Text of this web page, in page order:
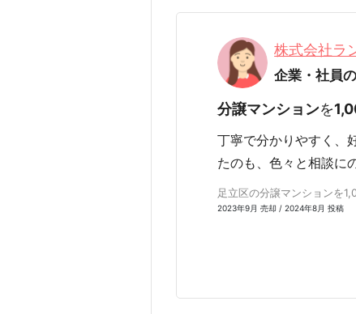
株式会社ラ
企業・社員
分譲マンションを
丁寧で分かりやすく、
たのも、色々と相談に
足立区の分譲マンションを
2023年9月 売却 / 2024年8月 投稿